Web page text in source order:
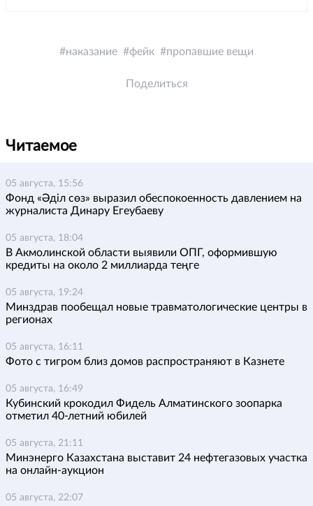
наказание фейк пропавшие вещи
Поделиться
Читаемое
05 августа, 15:56
Фонд «Әділ сөз» выразил обеспокоенность давлением на
журналиста Динару Егеубаеву
05 августа, 18:04
В Акмолинской области выявили ОПГ, оформившую
кредиты на около 2 миллиарда теңге
05 августа, 19:24
Минздрав пообещал новые травматологические центры в
регионах
05 августа, 16:11
Фото с тигром близ домов распространяют в Казнете
05 августа, 16:49
Кубинский крокодил Фидель Алматинского зоопарка
отметил 40-летний юбилей
05 августа, 21:11
Минэнерго Казахстана выставит 24 нефтегазовых участка
на онлайн-аукцион
05 августа, 22:07